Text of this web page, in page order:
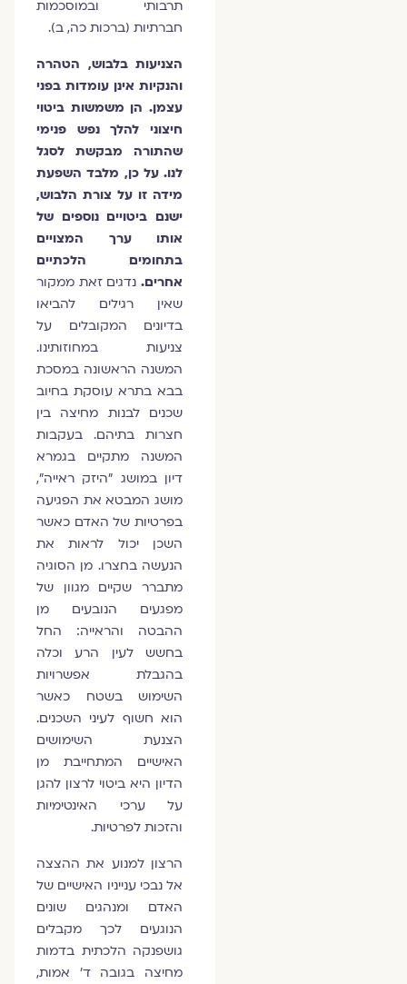
תרבותי ובמוסכמות
חברתיות (ברכות כה, ב).
הצניעות בלבוש, הטהרה
והנקיות אינן עומדות בפני
עצמן. הן משמשות ביטוי
חיצוני להלך נפש פנימי
שהתורה מבקשת לסגל
לנו. על כן, מלבד השפעת
מידה זו על צורת הלבוש,
ישנם ביטויים נוספים של
אותו ערך המצויים
בתחומים הלכתיים
אחרים.נדגים זאת ממקור
שאין רגילים להביאו
בדיונים המקובלים על
צניעות במחוזותינו.
המשנה הראשונה במסכת
בבא בתרא עוסקת בחיוב
שכנים לבנות מחיצה בין
חצרות בתיהם. בעקבות
המשנה מתקיים בגמרא
דיון במושג "היזק ראייה",
מושג המבטא את הפגיעה
בפרטיות של האדם כאשר
השכן יכול לראות את
הנעשה בחצרו. מן הסוגיה
מתברר שקיים מגוון של
מפגעים הנובעים מן
ההבטה והראייה: החל
בחשש לעין הרע וכלה
בהגבלת אפשרויות
השימוש בשטח כאשר
הוא חשוף לעיני השכנים.
הצנעת השימושים
האישיים המתחייבת מן
הדיון היא ביטוי לרצון להגן
על ערכי האינטימיות
והזכות לפרטיות.
הרצון למנוע את ההצצה
אל נבכי ענייניו האישיים של
האדם ומנהגים שונים
הנוגעים לכך מקבלים
גושפנקה הלכתית בדמות
מחיצה בגובה ד' אמות,